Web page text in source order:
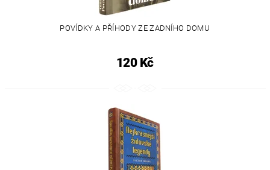
POVÍDKY A PŘÍHODY ZE ZADNÍHO DOMU
120 Kč